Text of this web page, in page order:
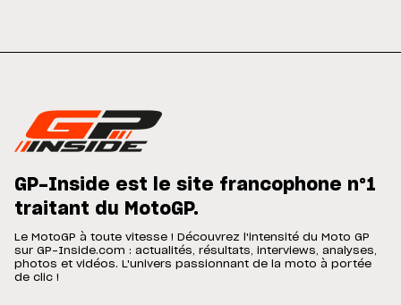
GP-Inside est le site francophone n°1
traitant du MotoGP.
Le MotoGP à toute vitesse ! Découvrez l'intensité du Moto GP
sur GP-Inside.com : actualités, résultats, interviews, analyses,
photos et vidéos. L'univers passionnant de la moto à portée
de clic !